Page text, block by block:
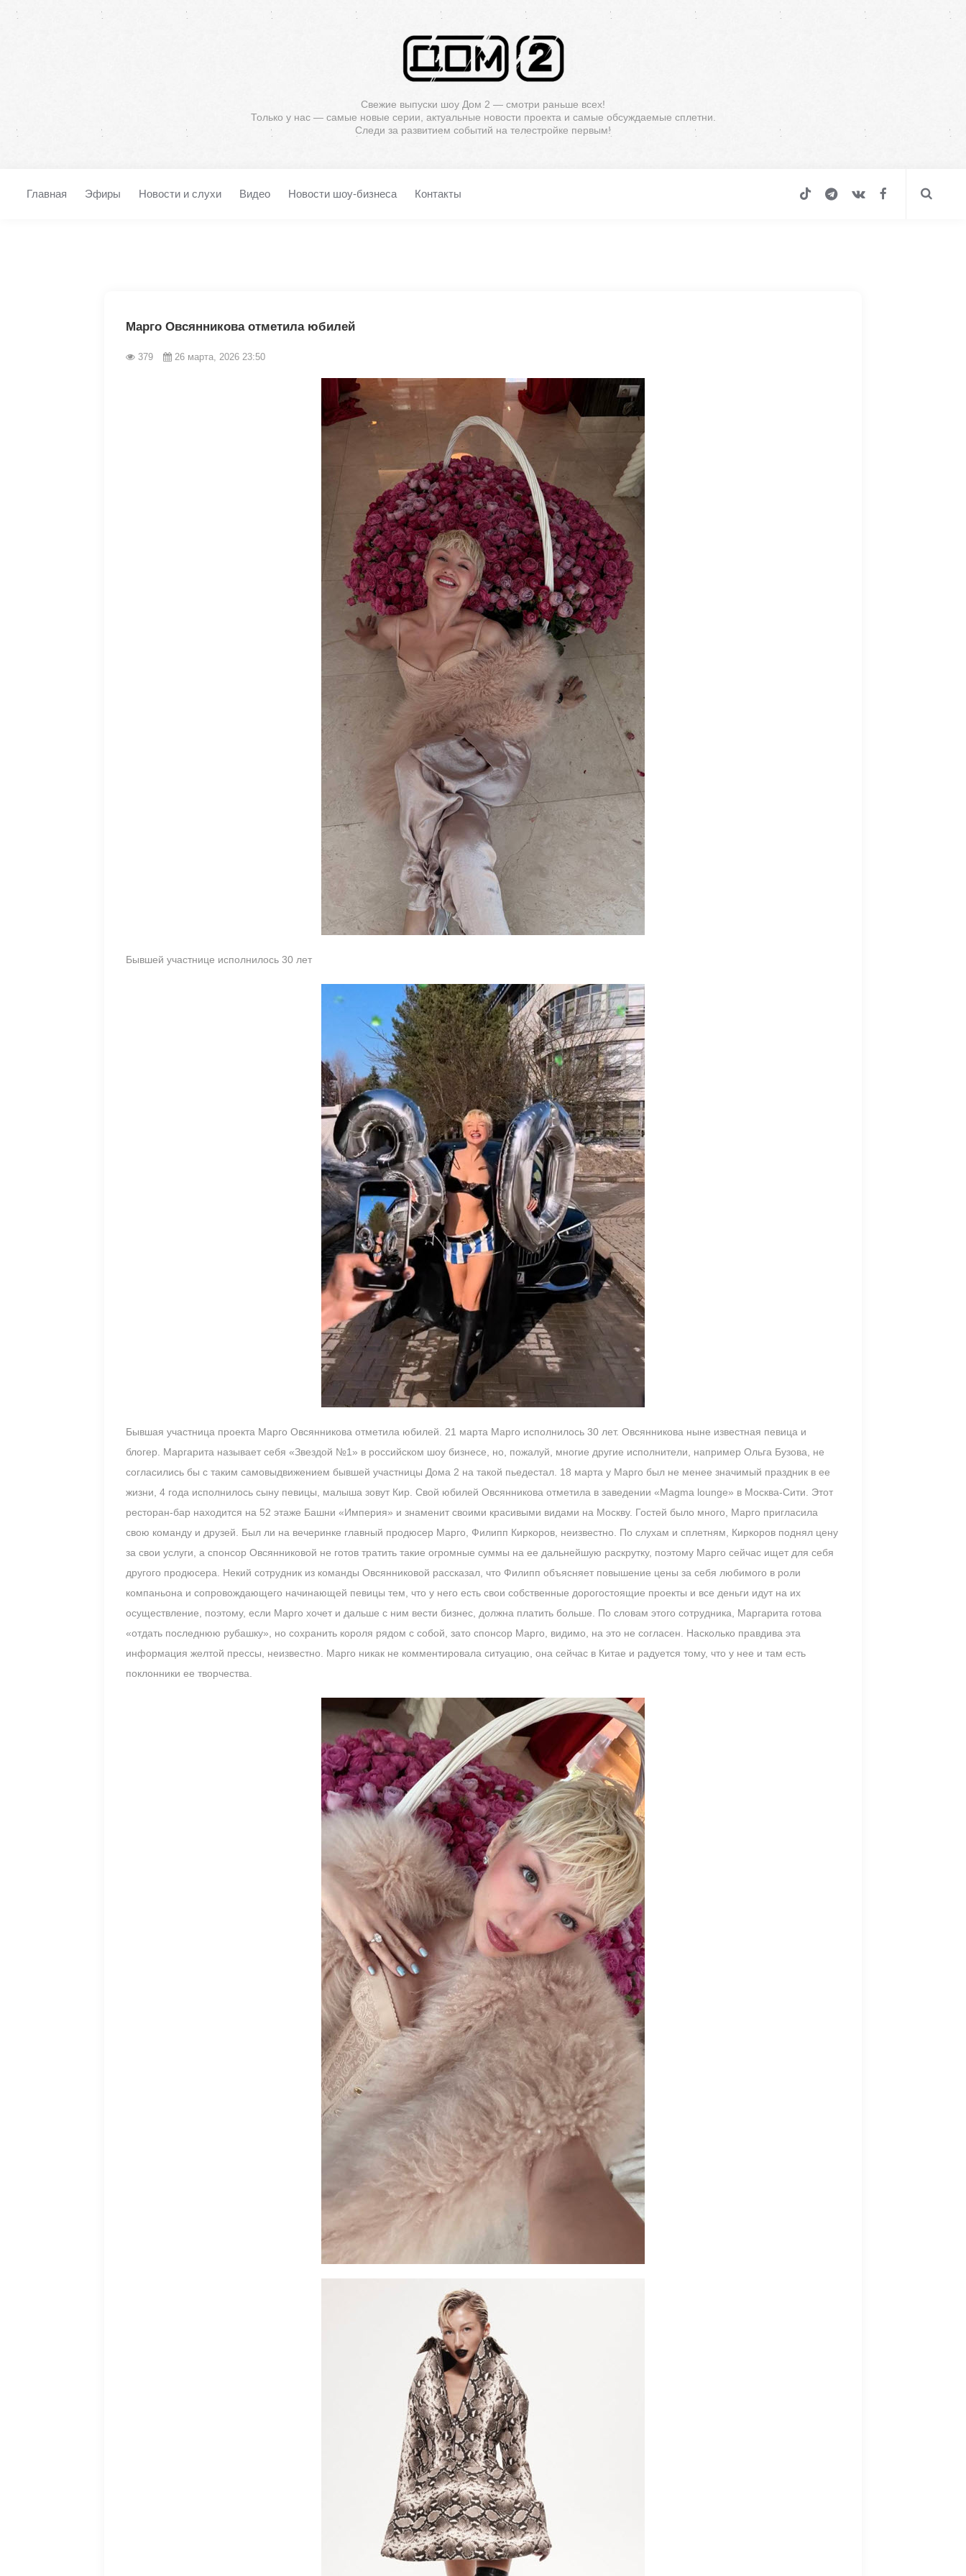
Свежие выпуски шоу Дом 2 — смотри раньше всех!
Только у нас — самые новые серии, актуальные новости проекта и самые обсуждаемые сплетни.
Следи за развитием событий на телестройке первым!
Главная Эфиры Новости и слухи Видео Новости шоу-бизнеса Контакты
Марго Овсянникова отметила юбилей
379 26 марта, 2026 23:50
Бывшей участнице исполнилось 30 лет
Бывшая участница проекта Марго Овсянникова отметила юбилей. 21 марта Марго исполнилось 30 лет. Овсянникова ныне известная певица и
блогер. Маргарита называет себя «Звездой №1» в российском шоу бизнесе, но, пожалуй, многие другие исполнители, например Ольга Бузова, не
согласились бы с таким самовыдвижением бывшей участницы Дома 2 на такой пьедестал. 18 марта у Марго был не менее значимый праздник в ее
жизни, 4 года исполнилось сыну певицы, малыша зовут Кир. Свой юбилей Овсянникова отметила в заведении «Magma lounge» в Москва-Сити. Этот
ресторан-бар находится на 52 этаже Башни «Империя» и знаменит своими красивыми видами на Москву. Гостей было много, Марго пригласила
свою команду и друзей. Был ли на вечеринке главный продюсер Марго, Филипп Киркоров, неизвестно. По слухам и сплетням, Киркоров поднял цену
за свои услуги, а спонсор Овсянниковой не готов тратить такие огромные суммы на ее дальнейшую раскрутку, поэтому Марго сейчас ищет для себя
другого продюсера. Некий сотрудник из команды Овсянниковой рассказал, что Филипп объясняет повышение цены за себя любимого в роли
компаньона и сопровождающего начинающей певицы тем, что у него есть свои собственные дорогостоящие проекты и все деньги идут на их
осуществление, поэтому, если Марго хочет и дальше с ним вести бизнес, должна платить больше. По словам этого сотрудника, Маргарита готова
«отдать последнюю рубашку», но сохранить короля рядом с собой, зато спонсор Марго, видимо, на это не согласен. Насколько правдива эта
информация желтой прессы, неизвестно. Марго никак не комментировала ситуацию, она сейчас в Китае и радуется тому, что у нее и там есть
поклонники ее творчества.